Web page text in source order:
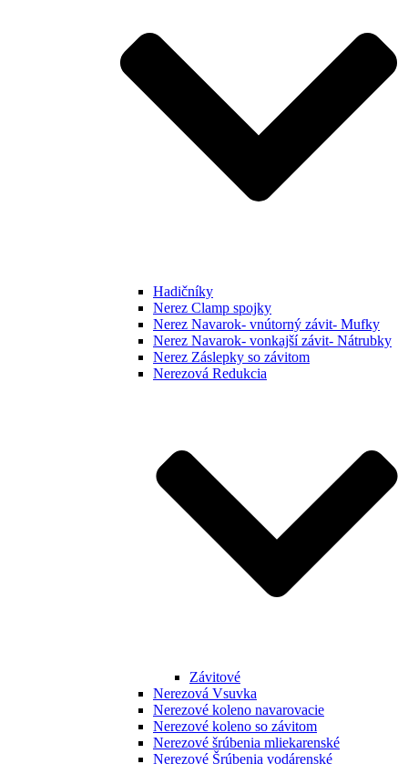
Hadičníky
Nerez Clamp spojky
Nerez Navarok- vnútorný závit- Mufky
Nerez Navarok- vonkajší závit- Nátrubky
Nerez Záslepky so závitom
Nerezová Redukcia
Závitové
Nerezová Vsuvka
Nerezové koleno navarovacie
Nerezové koleno so závitom
Nerezové šrúbenia mliekarenské
Nerezové Šrúbenia vodárenské